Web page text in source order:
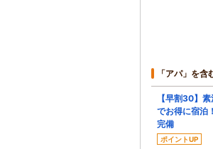
「アパ」を
【早割30】
でお得に宿泊
完備
ポイントUP